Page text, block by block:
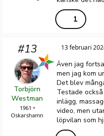
1
#13
Torbjörn
Westman
1961 •
Oskarshamn
13 februari
Även jag
men jag kom
Det blev
Testade
inlägg,
video, men
löpvilan som